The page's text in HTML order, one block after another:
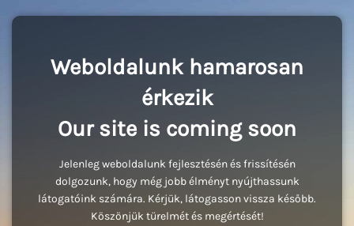
Weboldalunk hamarosan
érkezik
Our site is coming soon
Jelenleg weboldalunk fejlesztésén és frissítésén
dolgozunk, hogy még jobb élményt nyújthassunk
látogatóink számára. Kérjük, látogasson vissza később.
Köszönjük türelmét és megértését!